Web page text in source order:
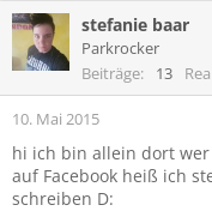
k
t
i
n
n
:
stefanie baar
Parkrocker
Beiträge
13
10. Mai 2015
hi ich bin allein dort
auf Facebook heiß ich
schreiben D: